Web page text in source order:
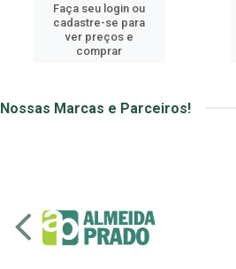
Faça seu login ou
cadastre-se para
ver preços e
comprar
Nossas Marcas e Parceiros!